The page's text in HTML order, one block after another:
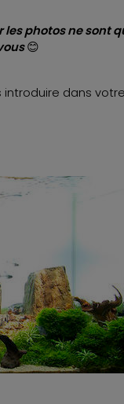
photos ne sont
😊
dans